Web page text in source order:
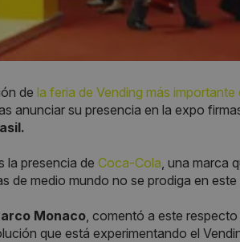
de la feria de Vending más importante
anunciar su presencia en la expo
la presencia de Coca-Cola , una marca
de medio mundo no se prodiga en
Monaco , comentó a este
que está experimentando el